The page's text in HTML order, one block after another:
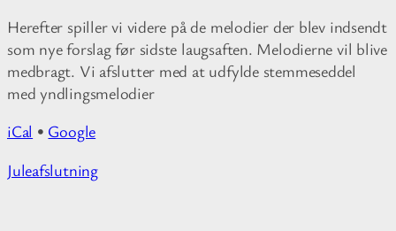
Herefter spiller vi videre på de melodier der blev indsendt
som nye forslag før sidste laugsaften. Melodierne vil blive
medbragt. Vi afslutter med at udfylde stemmeseddel
med yndlingsmelodier
iCal • Google
M
Juleafslutning